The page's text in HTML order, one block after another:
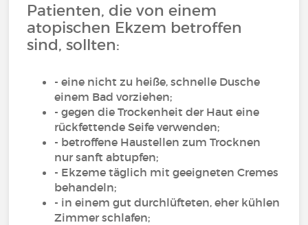
Patienten, die von einem
atopischen Ekzem betroffen
sind, sollten:
- eine nicht zu heiße, schnelle Dusche
einem Bad vorziehen;
- gegen die Trockenheit der Haut eine
rückfettende Seife verwenden;
- betroffene Haustellen zum Trocknen
nur sanft abtupfen;
- Ekzeme täglich mit geeigneten Cremes
behandeln;
- in einem gut durchlüfteten, eher kühlen
Zimmer schlafen;